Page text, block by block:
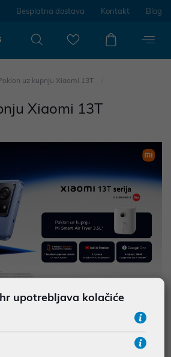
Besplatna dostava Kontakt Blog
uz kupnju Xiaomi 13T
Xiaomi 13T
13T Pro mobitel u promotivnom razdoblju
Mi Smart Air Fryer 3.5L
upotrebljava kolačiće